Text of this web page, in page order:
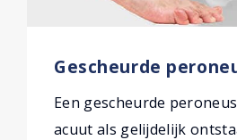
Gescheurde
Een gescheurde
acuut als gelijdelijk